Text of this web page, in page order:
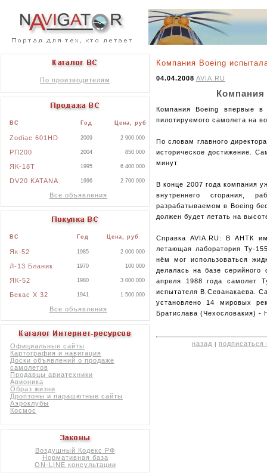
По производителям
ВС Год Цена, руб
Zodiac 601HD 2009 2 900 000
РП200 2004 850 000
ЯК-18Т 1995 6 400 000
DV20 KATANA 1996 2 700 000
Все объявления
ВС Год Цена, руб
Як-52 1985 2 000 000
Л-13 Бланик 1970 100 000
ЯК-52 1980 3 000 000
Бекас X 32 1941 1 500 000
Все объявления
Официальные сайты
Картография и навигация
Доски объявлений о продаже
самолетов
Продавцы авиатехники
Авионика
Образ жизни
Дропзоны и парашютные сайты
Аэроклубы
Космос
Воздушный Кодекс РФ
Нормативная база
ON-LINE консультации
Компания Boeing
04.04.2008 AVIA.RU
Компания Boeing впервые
пилотируемого самолета на
По словам главного
историческое достижение.
минут.
В конце 2007 года компания
внутреннего сгорания,
разрабатываемом в Boeing
должен будет летать на
Справка AVIA.RU: В АНТК
летающая лаборатория Ту-
нём мог использоваться
делалась на базе
апреля 1988 года самолет
испытателя В.Севанакаева.
установлено 14 мировых
Братислава (Чехословакия)
назад подписаться